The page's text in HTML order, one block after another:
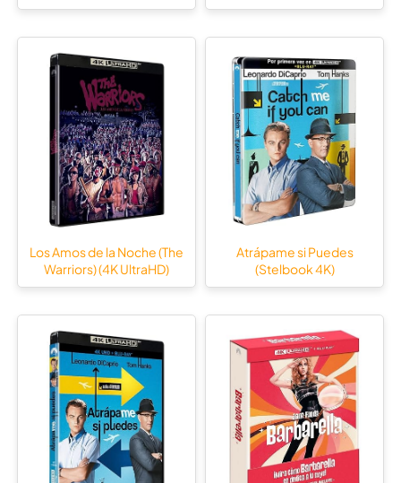
Los Amos de la Noche (The
Warriors) (4K UltraHD)
Atrápame si Puedes
(Stelbook 4K)